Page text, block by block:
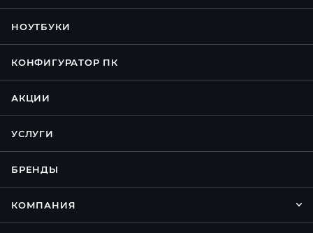
НОУТБУКИ
КОНФИГУРАТОР ПК
АКЦИИ
УСЛУГИ
БРЕНДЫ
КОМПАНИЯ